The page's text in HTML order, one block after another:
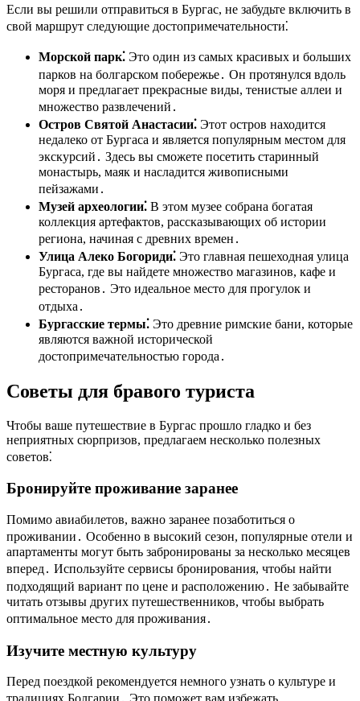
Если вы решили отправиться в Бургас, не забудьте включить в
свой маршрут следующие достопримечательности⁚
Морской парк⁚ Это один из самых красивых и больших
парков на болгарском побережье․ Он протянулся вдоль
моря и предлагает прекрасные виды, тенистые аллеи и
множество развлечений․
Остров Святой Анастасии⁚ Этот остров находится
недалеко от Бургаса и является популярным местом для
экскурсий․ Здесь вы сможете посетить старинный
монастырь, маяк и насладится живописными
пейзажами․
Музей археологии⁚ В этом музее собрана богатая
коллекция артефактов, рассказывающих об истории
региона, начиная с древних времен․
Улица Алеко Богориди⁚ Это главная пешеходная улица
Бургаса, где вы найдете множество магазинов, кафе и
ресторанов․ Это идеальное место для прогулок и
отдыха․
Бургасские термы⁚ Это древние римские бани, которые
являются важной исторической
достопримечательностью города․
Советы для бравого туриста
Чтобы ваше путешествие в Бургас прошло гладко и без
неприятных сюрпризов, предлагаем несколько полезных
советов⁚
Бронируйте проживание заранее
Помимо авиабилетов, важно заранее позаботиться о
проживании․ Особенно в высокий сезон, популярные отели и
апартаменты могут быть забронированы за несколько месяцев
вперед․ Используйте сервисы бронирования, чтобы найти
подходящий вариант по цене и расположению․ Не забывайте
читать отзывы других путешественников, чтобы выбрать
оптимальное место для проживания․
Изучите местную культуру
Перед поездкой рекомендуется немного узнать о культуре и